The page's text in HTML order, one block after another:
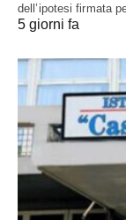
dell’ipotesi firmata
5 giorni fa